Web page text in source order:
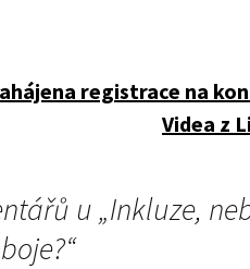
registrace na
Videa z
u „Inkluze,
“